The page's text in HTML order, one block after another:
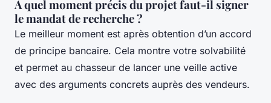
À quel moment précis du projet faut-il signer
le mandat de recherche ?
Le meilleur moment est après obtention d’un accord
de principe bancaire. Cela montre votre solvabilité
et permet au chasseur de lancer une veille active
avec des arguments concrets auprès des vendeurs.